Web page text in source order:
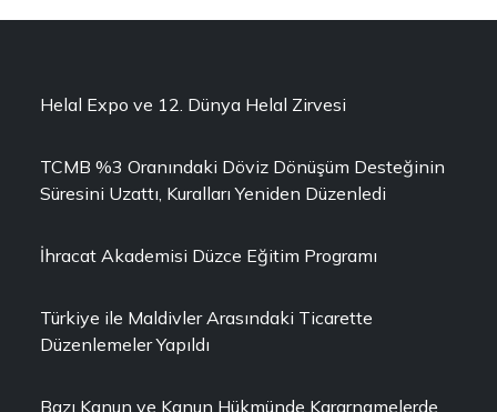
Helal Expo ve 12. Dünya Helal Zirvesi
TCMB %3 Oranındaki Döviz Dönüşüm Desteğinin
Süresini Uzattı, Kuralları Yeniden Düzenledi
İhracat Akademisi Düzce Eğitim Programı
Türkiye ile Maldivler Arasındaki Ticarette
Düzenlemeler Yapıldı
Bazı Kanun ve Kanun Hükmünde Kararnamelerde